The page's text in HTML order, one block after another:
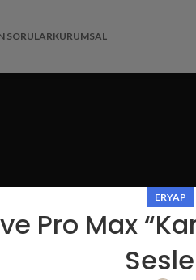
SORULARKURUMSAL
ERYAP
Pro Max